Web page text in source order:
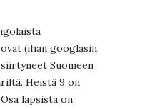
(ihan googlasin,
Suomeen
Heistä 9 on
lapsista on